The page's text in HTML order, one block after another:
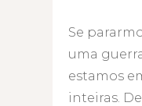
Se
uma
estamos
inteiras.